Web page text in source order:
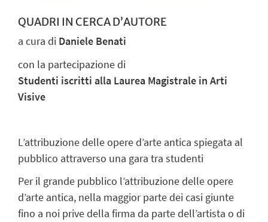
QUADRI IN CERCA D’AUTORE
a cura di Daniele Benati
con la partecipazione di
Studenti iscritti alla Laurea Magistrale in Arti
Visive
L’attribuzione delle opere d’arte antica spiegata al
pubblico attraverso una gara tra studenti
Per il grande pubblico l’attribuzione delle opere
d’arte antica, nella maggior parte dei casi giunte
fino a noi prive della firma da parte dell’artista o di